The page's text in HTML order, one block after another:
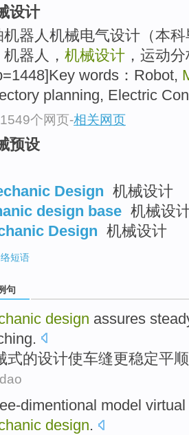
设计
机器人机械电气设计（本
器人， 机械设计 ，运动
words：Robot,
planning, Electric
个网页-相关网页
预设
Design 机械设计
design base 机械设
Design 机械设计
短语
句
design assures
.
式的设计使车缝更稳定平顺
dimentional model virtual
design.